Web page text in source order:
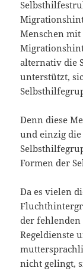
Menschen
alternativ die
unterstützt,
Denn diese
und einzig
Formen der
Da es vielen
der
Regeldienste
nicht gelingt,